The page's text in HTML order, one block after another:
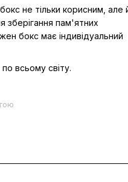
не тільки корисним, але
зберігання пам'ятних
бокс має індивідуальний
всьому світу.